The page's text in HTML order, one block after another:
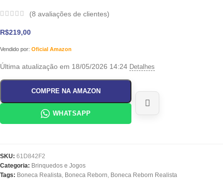
(8 avaliações de clientes)
R$219,00
Vendido por: Oficial Amazon
Última atualização em 18/05/2026 14:24 Detalhes
COMPRE NA AMAZON
WHATSAPP
SKU: 61D842F2
Categoria: Brinquedos e Jogos
Tags: Boneca Realista, Boneca Reborn, Boneca Reborn Realista